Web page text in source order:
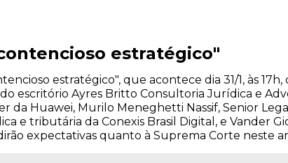
estratégico"
estratégico", que acontece dia 31/1, às
escritório Ayres Britto Consultoria Jurídica e
da Huawei, Murilo Meneghetti Nassif, Senior
e tributária da Conexis Brasil Digital, e Vander
expectativas quanto à Suprema Corte neste